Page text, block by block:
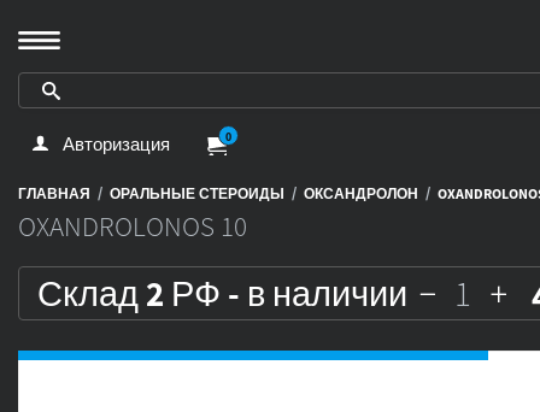
Авторизация 0
ГЛАВНАЯ / ОРАЛЬНЫЕ СТЕРОИДЫ / ОКСАНДРОЛОН /
OXANDROLONOS 10
Склад 2 РФ - в наличии